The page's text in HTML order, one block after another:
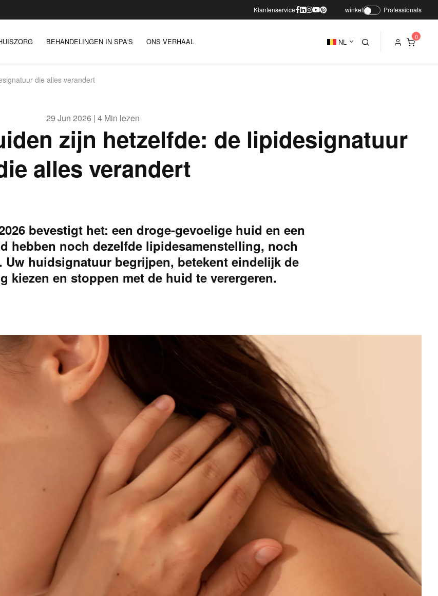
Klantenservice winkel Professionals
BEHANDELINGEN IN SPA'S ONS VERHAAL NL
die alles verandert
29 Jun 2026 | 4 Min lezen
zijn hetzelfde: de lipidesignatuur
alles verandert
bevestigt het: een droge-gevoelige huid en een
hebben noch dezelfde lipidesamenstelling, noch
Uw huidsignatuur begrijpen, betekent eindelijk de
kiezen en stoppen met de huid te verergeren.